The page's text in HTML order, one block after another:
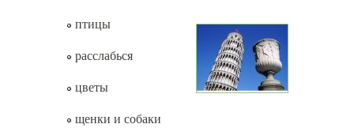
птицы
расслабься
цветы
щенки и собаки